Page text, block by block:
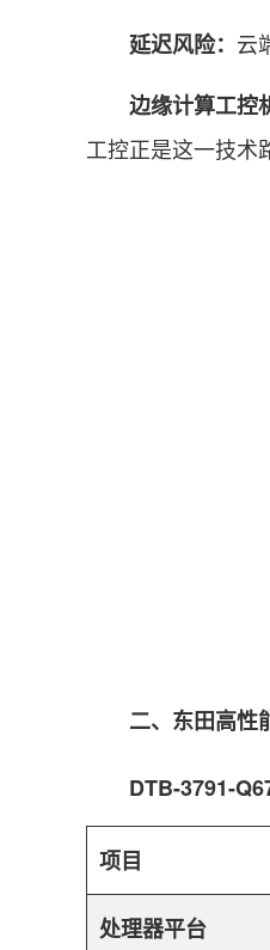
延迟风险： 云
边缘计算工控
工控正是这一技术
二、东田高性
DTB-3791-
项目
处理器平台